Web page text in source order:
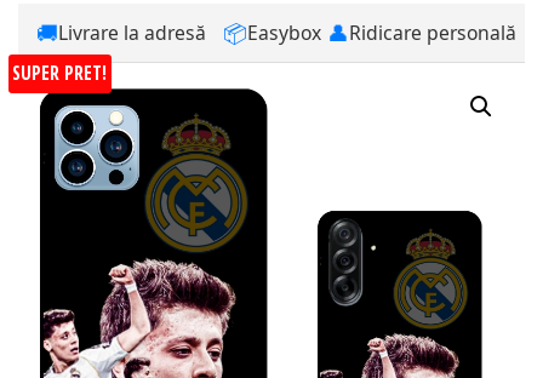
🚚Livrare la adresă 📦Easybox 👤Ridicare personală
SUPER PRET!